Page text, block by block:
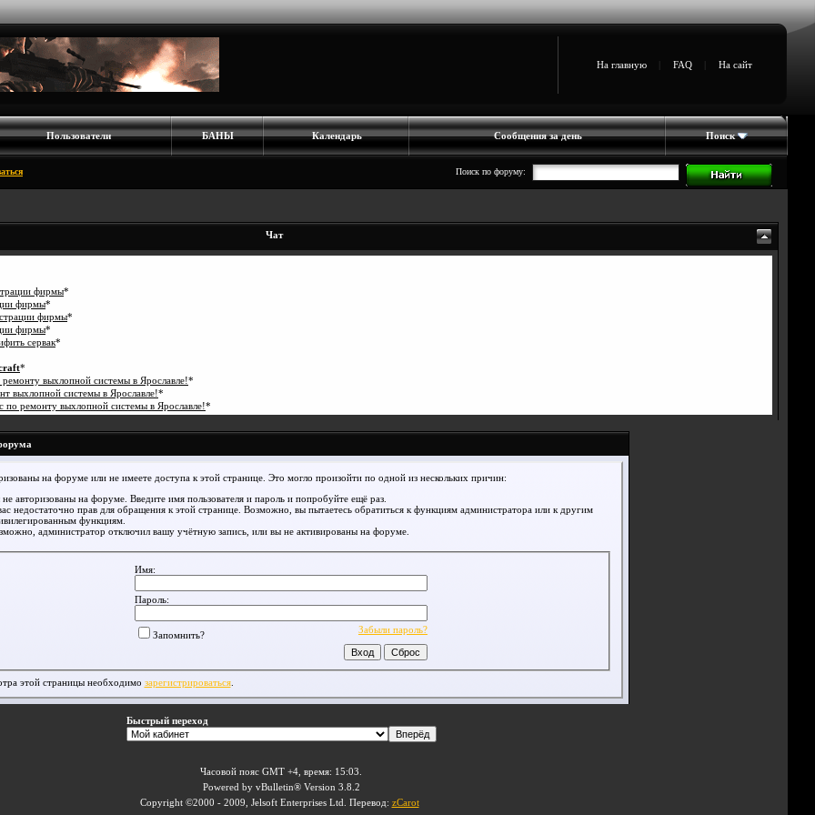
На главную FAQ На сайт
Пользователи БАНЫ Календарь Сообщения за день Поиск
Поиск по форуму:
Чат
подсказать
пользоваться что бы кикать игроков в игре
3 - Multiplayer
скрытого майнинга?*
майнинга?*
стола*
*
фирмы*
фирмы*
фирмы*
фирмы*
сервак*
*
выхлопной системы в Ярославле!*
выхлопной системы в Ярославле!*
по ремонту выхлопной системы в Ярославле!*
на форуме или не имеете доступа к этой странице. Это могло произойти по одной из нескольких причин:
авторизованы на форуме. Введите имя пользователя и пароль и попробуйте ещё раз.
недостаточно прав для обращения к этой странице. Возможно, вы пытаетесь обратиться к функциям администратора или к другим
функциям.
администратор отключил вашу учётную запись, или вы не активированы на форуме.
Имя:
Пароль:
Забыли пароль?
Запомнить?
этой страницы необходимо зарегистрироваться.
Быстрый переход
Часовой пояс GMT +4, время: 15:03
Powered by vBulletin® Version 3.8.2
Copyright ©2000 - 2009, Jelsoft Enterprises Ltd. Перевод: zCarot